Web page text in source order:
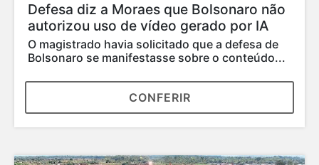
Defesa diz a Moraes que Bolsonaro não
autorizou uso de vídeo gerado por IA
O magistrado havia solicitado que a defesa de
Bolsonaro se manifestasse sobre o conteúdo...
CONFERIR